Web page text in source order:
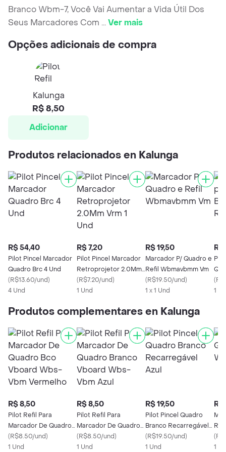
Branco Wbm-7, Você Vai Aumentar a Vida Útil Dos
Seus Marcadores Com ...Ver mais
Opções adicionais de compra
Kalunga
R$ 8,50
Adicionar
Produtos relacionados en Kalunga
R$ 54,40
Pilot Pincel Marcador
Quadro Brc 4 Und
(R$13.60/und)
4 Und
R$ 7,20
Pilot Pincel Marcador
Retroprojetor 2.0Mm
Vrm 1 Und
(R$7.20/und)
1 Und
R$ 19,50
Marcador P/ Quadro e
Refil Wbmavbmm Vm
(R$19.50/und)
1 x 1 Und
R$
(
1 X
Produtos complementares en Kalunga
R$ 8,50
Pilot Refil Para
Marcador De Quadro
Bco Vboard Wbs-Vbm
Vermelho
(R$8.50/und)
1 Und
R$ 8,50
Pilot Refil Para
Marcador De Quadro
Branco Vboard Wbs-
Vbm Azul
(R$8.50/und)
1 Und
R$ 19,50
Pilot Pincel Quadro
Branco Recarregável
Azul
(R$19.50/und)
1 Und
R$
(
1 x